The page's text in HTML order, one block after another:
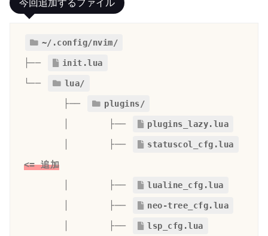
今回追加するファイル
~/.config/nvim/
├── init.lua
└── lua/
       ├──
plugins/
       │       ├──
       │       ├──
statuscol_cfg.lua
<= 追加
       │       ├──
lualine_cfg.lua
│       ├── neo-tree_cfg.lua
       │       ├──
lsp_cfg.lua